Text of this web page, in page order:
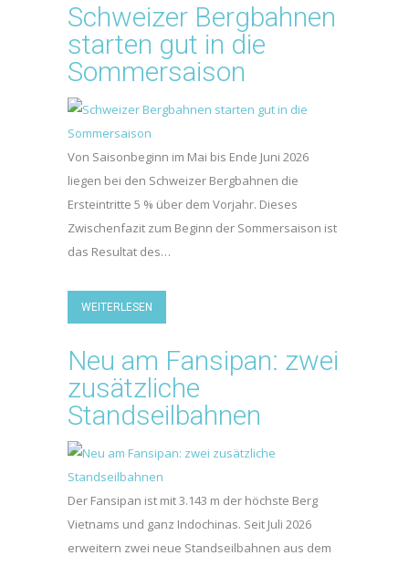
Schweizer Bergbahnen
starten gut in die
Sommersaison
Von Saisonbeginn im Mai bis Ende Juni 2026
liegen bei den Schweizer Bergbahnen die
Ersteintritte 5 % über dem Vorjahr. Dieses
Zwischenfazit zum Beginn der Sommersaison ist
das Resultat des…
WEITERLESEN
Neu am Fansipan: zwei
zusätzliche
Standseilbahnen
Der Fansipan ist mit 3.143 m der höchste Berg
Vietnams und ganz Indochinas. Seit Juli 2026
erweitern zwei neue Standseilbahnen aus dem